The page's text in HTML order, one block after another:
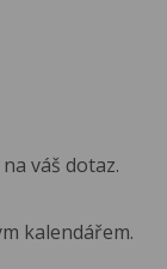
váš dotaz.
kalendářem.